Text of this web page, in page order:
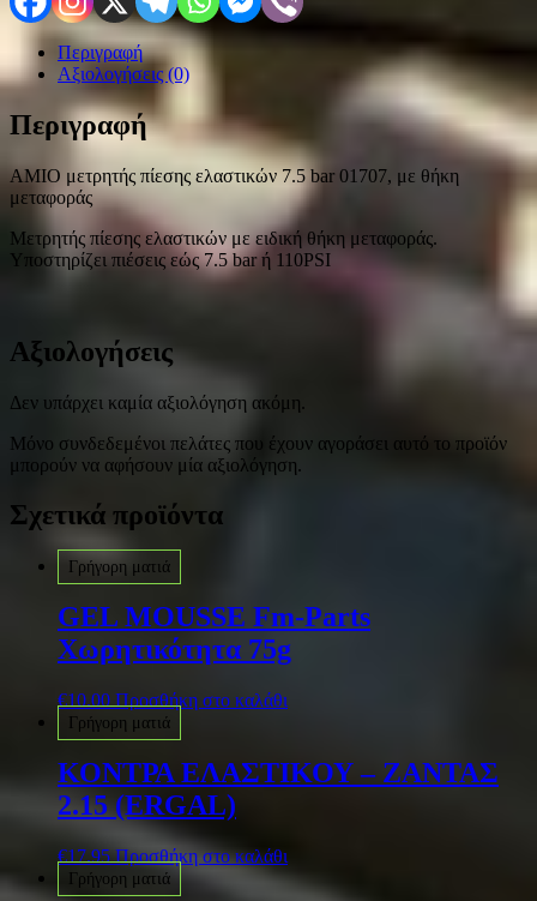
Περιγραφή
Αξιολογήσεις (0)
Περιγραφή
AMIO μετρητής πίεσης ελαστικών 7.5 bar 01707, με θήκη
μεταφοράς
Μετρητής πίεσης ελαστικών με ειδική θήκη μεταφοράς.
Υποστηρίζει πιέσεις εώς 7.5 bar ή 110PSI
Αξιολογήσεις
Δεν υπάρχει καμία αξιολόγηση ακόμη.
Μόνο συνδεδεμένοι πελάτες που έχουν αγοράσει αυτό το προϊόν
μπορούν να αφήσουν μία αξιολόγηση.
Σχετικά προϊόντα
Γρήγορη ματιά
GEL MOUSSE Fm-Parts
Χωρητικότητα 75g
€10.00 Προσθήκη στο καλάθι
Γρήγορη ματιά
ΚΟΝΤΡΑ ΕΛΑΣΤΙΚΟΥ – ΖΑΝΤΑΣ
2.15 (ERGAL)
€17.95 Προσθήκη στο καλάθι
Γρήγορη ματιά